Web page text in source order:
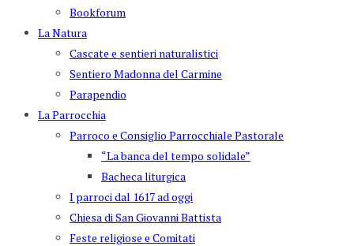
Bookforum
La Natura
Cascate e sentieri naturalistici
Sentiero Madonna del Carmine
Parapendio
La Parrocchia
Parroco e Consiglio Parrocchiale Pastorale
“La banca del tempo solidale”
Bacheca liturgica
I parroci dal 1617 ad oggi
Chiesa di San Giovanni Battista
Feste religiose e Comitati